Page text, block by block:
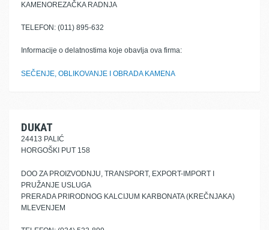
KAMENOREZAČKA RADNJA
TELEFON: (011) 895-632
Informacije o delatnostima koje obavlja ova firma:
SEČENJE, OBLIKOVANJE I OBRADA KAMENA
DUKAT
24413 PALIĆ
HORGOŠKI PUT 158
DOO ZA PROIZVODNJU, TRANSPORT, EXPORT-IMPORT I
PRUŽANJE USLUGA
PRERADA PRIRODNOG KALCIJUM KARBONATA (KREČNJAKA)
MLEVENJEM